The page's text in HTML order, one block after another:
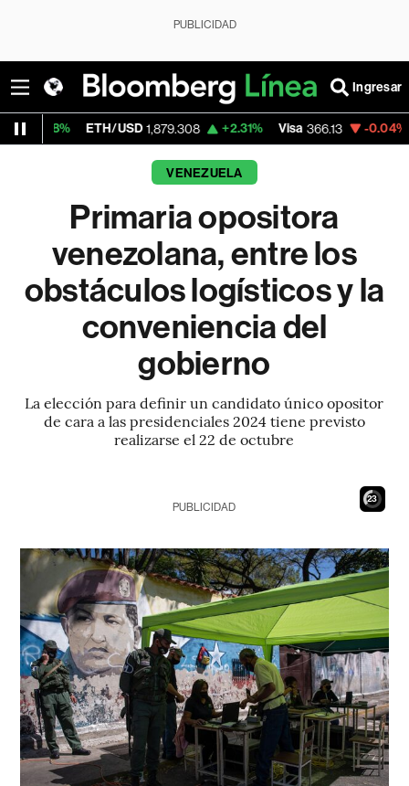
PUBLICIDAD
Ingresar
ETH/USD 1,879.308 +2.31% Visa 366.13 -0.04%
VENEZUELA
Primaria opositora
venezolana, entre los
obstáculos logísticos y la
conveniencia del
gobierno
La elección para definir un candidato único opositor
de cara a las presidenciales 2024 tiene previsto
realizarse el 22 de octubre
21
PUBLICIDAD